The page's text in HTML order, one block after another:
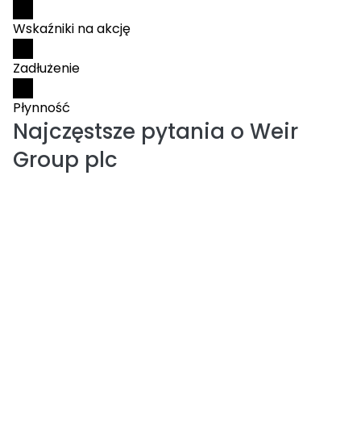
Wskaźniki na akcję
Zadłużenie
Płynność
Najczęstsze pytania o Weir
Group plc